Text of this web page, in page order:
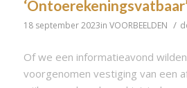
18 september 2023in VOORBEELDEN /
Of we een informatieavond
voorgenomen vestiging van een